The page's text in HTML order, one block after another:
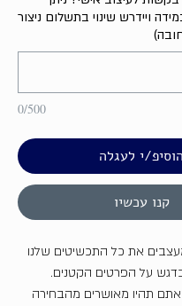
ויידרש שינוי בתשלום ניצור
0/500
הוסיפ/י לעגלה
קנו עכשיו
את כל התכשיטים שלנו
על הפרטים הקטנים.
תהיו מאושרים מהבחירה